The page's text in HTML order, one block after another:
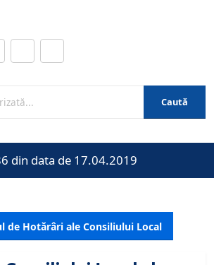
Caută
din data de 17.04.2019
de Hotărâri ale Consiliului Local